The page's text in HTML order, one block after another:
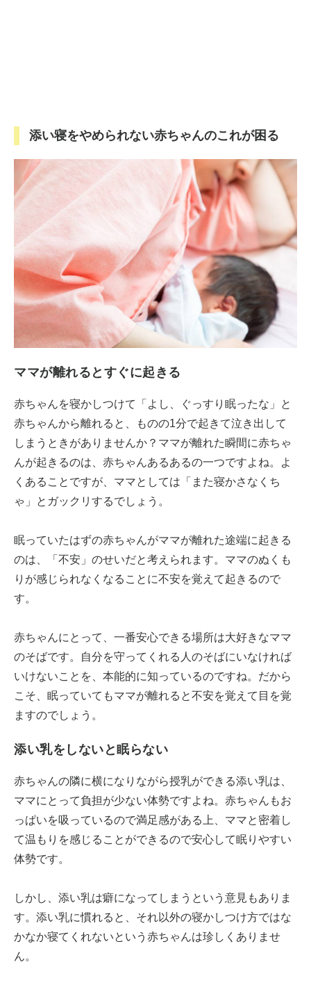
添い寝をやめられない赤ちゃんのこれが困る
ママが離れるとすぐに起きる
赤ちゃんを寝かしつけて「よし、ぐっすり眠ったな」と
赤ちゃんから離れると、ものの1分で起きて泣き出して
しまうときがありませんか？ママが離れた瞬間に赤ちゃ
んが起きるのは、赤ちゃんあるあるの一つですよね。よ
くあることですが、ママとしては「また寝かさなくち
ゃ」とガックリするでしょう。
眠っていたはずの赤ちゃんがママが離れた途端に起きる
のは、「不安」のせいだと考えられます。ママのぬくも
りが感じられなくなることに不安を覚えて起きるので
す。
赤ちゃんにとって、一番安心できる場所は大好きなママ
のそばです。自分を守ってくれる人のそばにいなければ
いけないことを、本能的に知っているのですね。だから
こそ、眠っていてもママが離れると不安を覚えて目を覚
ますのでしょう。
添い乳をしないと眠らない
赤ちゃんの隣に横になりながら授乳ができる添い乳は、
ママにとって負担が少ない体勢ですよね。赤ちゃんもお
っぱいを吸っているので満足感がある上、ママと密着し
て温もりを感じることができるので安心して眠りやすい
体勢です。
しかし、添い乳は癖になってしまうという意見もありま
す。添い乳に慣れると、それ以外の寝かしつけ方ではな
かなか寝てくれないという赤ちゃんは珍しくありませ
ん。